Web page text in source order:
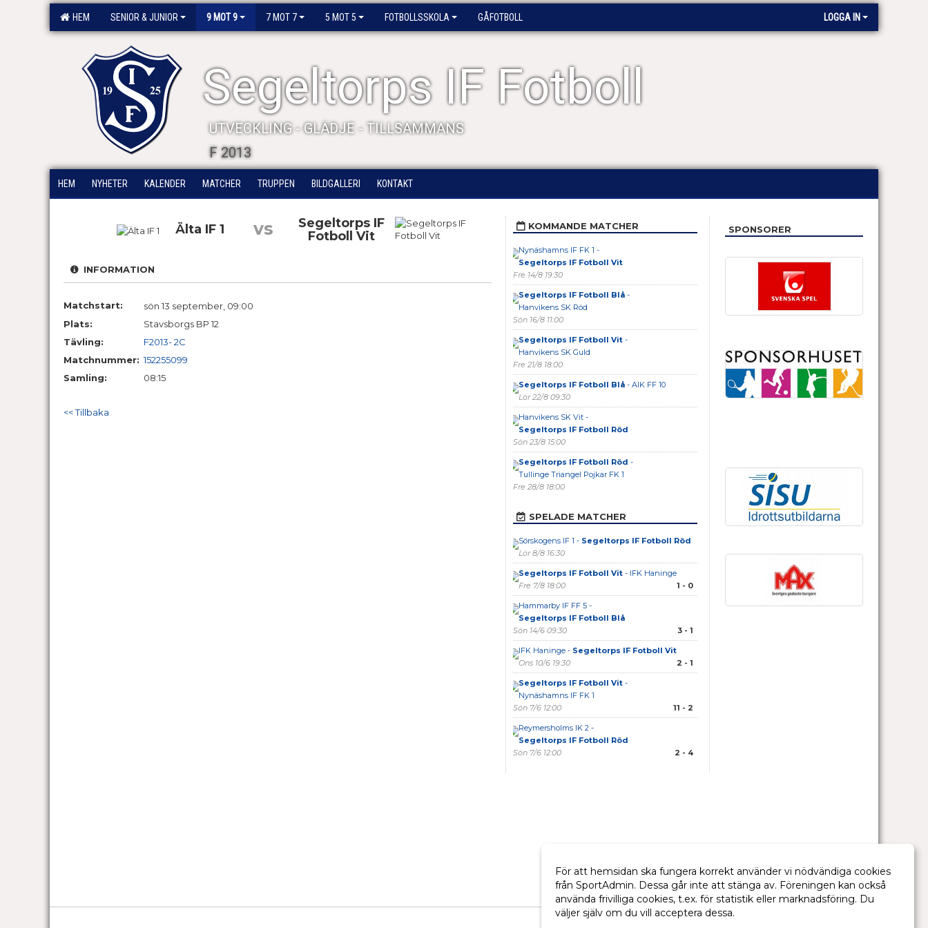
HEM SENIOR & JUNIOR 9 MOT 9 7 MOT 7 5 MOT 5 FOTBOLLSSKOLA GÅFOTBOLL LOGGA IN
Segeltorps IF Fotboll
UTVECKLING - GLÄDJE - TILLSAMMANS
F 2013
HEM NYHETER KALENDER MATCHER TRUPPEN BILDGALLERI KONTAKT
Älta IF 1 vs
Segeltorps IF
Fotboll Vit
INFORMATION
Matchstart:
sön 13 september, 09:00
Plats:
Stavsborgs BP 12
Tävling:
F2013- 2C
Matchnummer: 152255099
Samling:
08:15
<< Tillbaka
KOMMANDE MATCHER
Nynäshamns IF FK 1 -
Segeltorps IF Fotboll Vit
Fre 14/8 19:30
Segeltorps IF Fotboll Blå-
Hanvikens SK Röd
Sön 16/8 11:00
Segeltorps IF Fotboll Vit-
Hanvikens SK Guld
Fre 21/8 18:00
Segeltorps IF Fotboll Blå- AIK FF 10
Lör 22/8 09:30
Hanvikens SK Vit -
Segeltorps IF Fotboll Röd
Sön 23/8 15:00
Segeltorps IF Fotboll Röd -
Tullinge Triangel Pojkar FK 1
Fre 28/8 18:00
SPELADE MATCHER
Sörskogens IF 1 - Segeltorps IF Fotboll Röd
Lör 8/8 16:30
Segeltorps IF Fotboll Vit- IFK Haninge
Fre 7/8 18:00
1 - 0
Hammarby IF FF 5 -
Segeltorps IF Fotboll Blå
Sön 14/6 09:30
3 - 1
IFK Haninge - Segeltorps IF Fotboll Vit
Ons 10/6 19:30
2 - 1
Segeltorps IF Fotboll Vit-
Nynäshamns IF FK 1
Sön 7/6 12:00
11 - 2
Reymersholms IK 2 -
Segeltorps IF Fotboll Röd
Sön 7/6 12:00
2 - 4
SPONSORER
För att hemsidan ska fungera korrekt använder vi nödvändiga cookies
från SportAdmin. Dessa går inte att stänga av. Föreningen kan också
använda frivilliga cookies, t.ex. för statistik eller marknadsföring. Du
väljer själv om du vill acceptera dessa.